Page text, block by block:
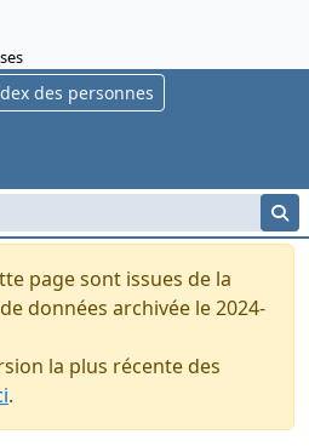
des personnes
page sont issues de la
données archivée le 2024-
la plus récente des
.